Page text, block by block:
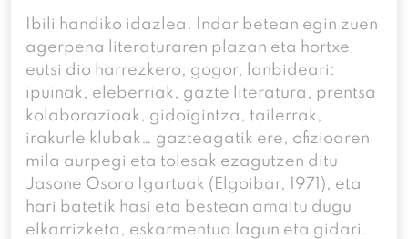
Ibili handiko idazlea. Indar betean egin zuen
agerpena literaturaren plazan eta hortxe
eutsi dio harrezkero, gogor, lanbideari:
ipuinak, eleberriak, gazte literatura, prentsa
kolaborazioak, gidoigintza, tailerrak,
irakurle klubak… gazteagatik ere, ofizioaren
mila aurpegi eta tolesak ezagutzen ditu
Jasone Osoro Igartuak (Elgoibar, 1971), eta
hari batetik hasi eta bestean amaitu dugu
elkarrizketa, eskarmentua lagun eta gidari.